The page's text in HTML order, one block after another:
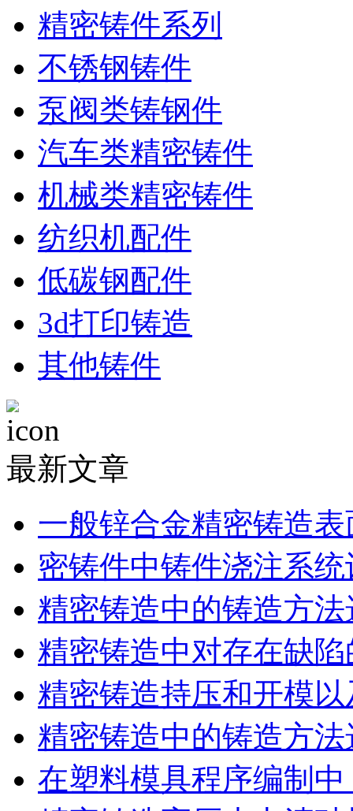
精密铸件系列
不锈钢铸件
泵阀类铸钢件
汽车类精密铸件
机械类精密铸件
纺织机配件
低碳钢配件
3d打印铸造
其他铸件
最新文章
一般锌合金精密铸造
密铸件中铸件浇注系
精密铸造中的铸造方
精密铸造中对存在缺
精密铸造持压和开模
精密铸造中的铸造方
在塑料模具程序编制